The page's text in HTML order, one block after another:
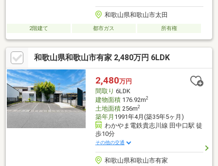
和歌山県和歌山市太田
2階建て 都市ガス 所有権
和歌山県和歌山市有家 2,480万円 6LDK
2,480万円
間取り 6LDK
建物面積176.92m2
土地面積256m2
築年月 1991年4月(築35年5ヶ月)
わかやま電鉄貴志川線 田中口駅 徒
歩10分
その他の交通
和歌山県和歌山市有家